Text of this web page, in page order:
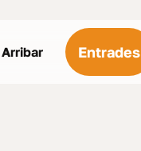
Entrades